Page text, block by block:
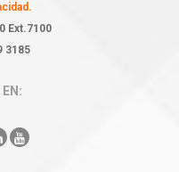
Ext.7100
3185